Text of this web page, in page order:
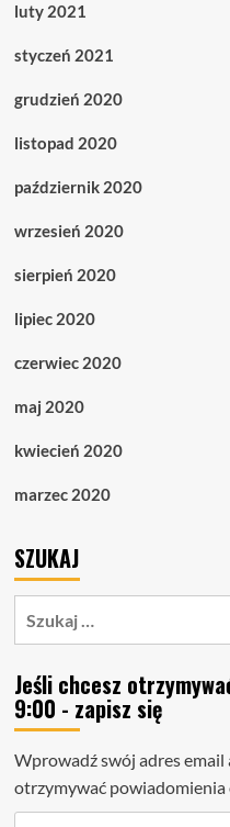
luty 2021
styczeń 2021
grudzień 2020
listopad 2020
październik 2020
wrzesień 2020
sierpień 2020
lipiec 2020
czerwiec 2020
maj 2020
kwiecień 2020
marzec 2020
SZUKAJ
Jeśli chcesz
9:00 - zapisz się
Wprowadź swój adres
otrzymywać powiadomienia